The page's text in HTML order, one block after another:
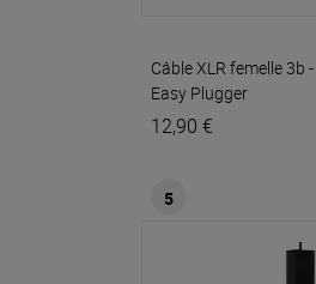
Câble XLR femelle 3b
Easy Plugger
12,90 €
5